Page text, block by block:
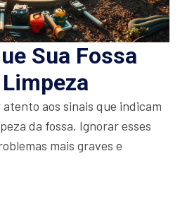
Sua Fossa
aos sinais que indicam
da fossa. Ignorar esses
mais graves e